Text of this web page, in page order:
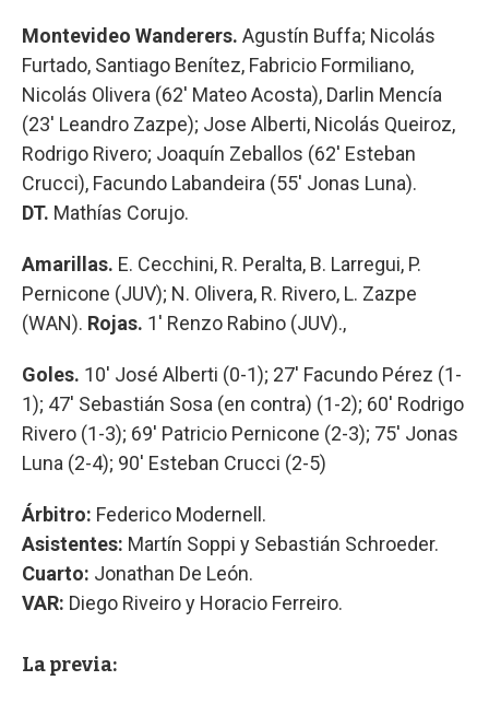
Montevideo Wanderers. Agustín Buffa; Nicolás
Furtado, Santiago Benítez, Fabricio Formiliano,
Nicolás Olivera (62' Mateo Acosta), Darlin Mencía
(23' Leandro Zazpe); Jose Alberti, Nicolás Queiroz,
Rodrigo Rivero; Joaquín Zeballos (62' Esteban
Crucci), Facundo Labandeira (55' Jonas Luna).
DT. Mathías Corujo.
Amarillas. E. Cecchini, R. Peralta, B. Larregui, P.
Pernicone (JUV); N. Olivera, R. Rivero, L. Zazpe
(WAN). Rojas. 1' Renzo Rabino (JUV).,
Goles. 10' José Alberti (0-1); 27' Facundo Pérez (1-
1); 47' Sebastián Sosa (en contra) (1-2); 60' Rodrigo
Rivero (1-3); 69' Patricio Pernicone (2-3); 75' Jonas
Luna (2-4); 90' Esteban Crucci (2-5)
Árbitro: Federico Modernell.
Asistentes: Martín Soppi y Sebastián Schroeder.
Cuarto: Jonathan De León.
VAR: Diego Riveiro y Horacio Ferreiro.
La previa: